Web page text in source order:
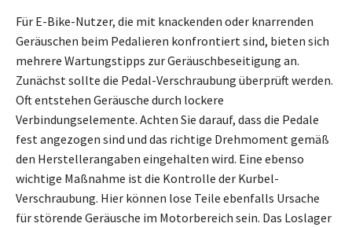
Für E-Bike-Nutzer, die mit knackenden oder knarrenden
Geräuschen beim Pedalieren konfrontiert sind, bieten sich
mehrere Wartungstipps zur Geräuschbeseitigung an.
Zunächst sollte die Pedal-Verschraubung überprüft werden.
Oft entstehen Geräusche durch lockere
Verbindungselemente. Achten Sie darauf, dass die Pedale
fest angezogen sind und das richtige Drehmoment gemäß
den Herstellerangaben eingehalten wird. Eine ebenso
wichtige Maßnahme ist die Kontrolle der Kurbel-
Verschraubung. Hier können lose Teile ebenfalls Ursache
für störende Geräusche im Motorbereich sein. Das Loslager